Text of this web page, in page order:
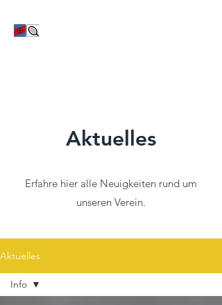
Aktuelles
Erfahre hier alle Neuigkeiten rund um
unseren Verein.
Aktuelles
Info